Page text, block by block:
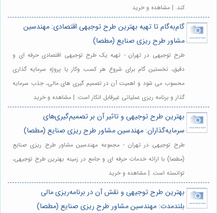
کند. | مشاهده و خرید
گام‌به‌گام تا تهیه بهترین طرح توجیهی اقتصادی: مهندسین
مشاور طرح ریزی صنایع (مطصا)
طرح توجیهی در تهران - تهیه یک طرح توجیهی اقتصادی حرفه ای و
دقیق، نخستین گام برای شروع هر کسب وکار یا پروژه سرمایه گذاری
محسوب می شود و اهمیت آن در تصمیم گیری های مالی، جذب سرمایه
گذار و برنامه ریزی عملیاتی غیرقابل انکار است. | مشاهده و خرید
بهترین طرح توجیهی و تاثیر آن بر تصمیم‌گیری‌های
سرمایه‌گذاران: مهندسین مشاور طرح ریزی صنایع (مطصا)
طرح توجیهی در تهران - مجموعه مهندسین مشاور طرح ریزی صنایع
(مطصا) با ارائه خدمات حرفه ای و جامع در زمینه بهترین طرح توجیهی،
توانسته است. | مشاهده و خرید
بهترین طرح توجیهی و نقش آن در برنامه‌ریزی مالی
بلندمدت: مهندسین مشاور طرح ریزی صنایع (مطصا)